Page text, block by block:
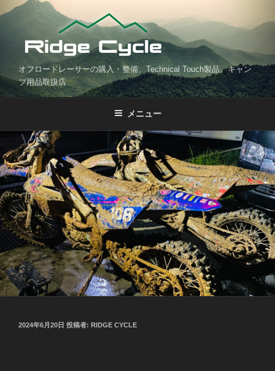
へ
ス
オフロードレーサーの購入・整備、Technical Touch製品、キャン
プ用品取扱店
メニュー
投
2024年6月20日 投稿者: RIDGE CYCLE